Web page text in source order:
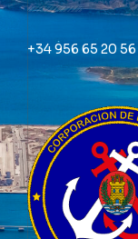
+34 956 65 20 56